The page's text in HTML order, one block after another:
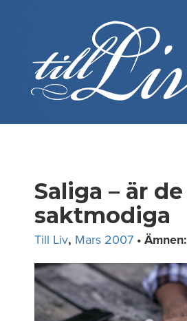
Saliga – är de
saktmodiga
Till Liv, Mars 2007 • Ämnen: